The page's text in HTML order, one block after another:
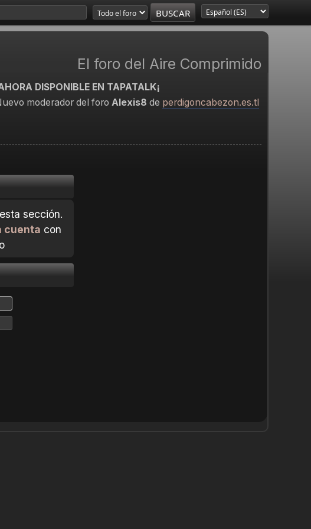
El foro del Aire Comprimido
DISPONIBLE EN TAPATALK¡
moderador del foro Alexis8 de perdigoncabezon.es.tl
sección.
cuenta con